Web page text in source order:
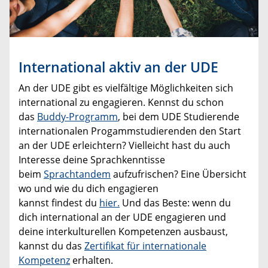
International aktiv an der UDE
An der UDE gibt es vielfältige Möglichkeiten sich
international zu engagieren. Kennst du schon
das Buddy-Programm, bei dem UDE Studierende
internationalen Progammstudierenden den Start
an der UDE erleichtern? Vielleicht hast du auch
Interesse deine Sprachkenntisse
beim Sprachtandem aufzufrischen? Eine Übersicht
wo und wie du dich engagieren
kannst findest du hier. Und das Beste: wenn du
dich international an der UDE engagieren und
deine interkulturellen Kompetenzen ausbaust,
kannst du das Zertifikat für internationale
Kompetenz erhalten.